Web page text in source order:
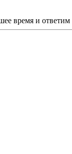
время и